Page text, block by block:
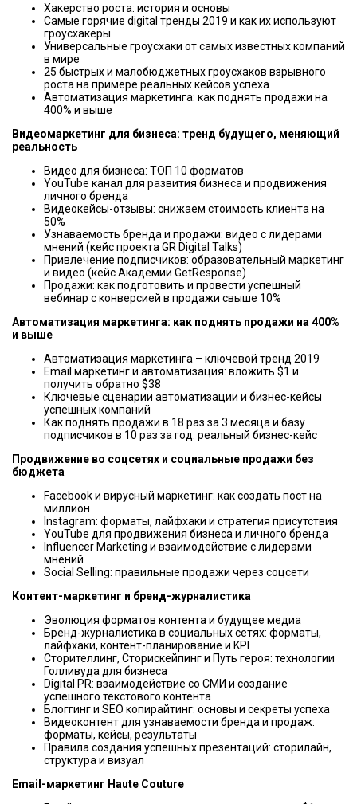
Хакерство роста: история и основы
Самые горячие digital тренды 2019 и как их используют
гроусхакеры
Универсальные гроусхаки от самых известных компаний
в мире
25 быстрых и малобюджетных гроусхаков взрывного
роста на примере реальных кейсов успеха
Автоматизация маркетинга: как поднять продажи на
400% и выше
Видеомаркетинг для бизнеса: тренд будущего, меняющий
реальность
Видео для бизнеса: ТОП 10 форматов
YouTube канал для развития бизнеса и продвижения
личного бренда
Видеокейсы-отзывы: снижаем стоимость клиента на
50%
Узнаваемость бренда и продажи: видео с лидерами
мнений (кейс проекта GR Digital Talks)
Привлечение подписчиков: образовательный маркетинг
и видео (кейс Академии GetResponse)
Продажи: как подготовить и провести успешный
вебинар с конверсией в продажи свыше 10%
Автоматизация маркетинга: как поднять продажи на 400%
и выше
Автоматизация маркетинга – ключевой тренд 2019
Email маркетинг и автоматизация: вложить $1 и
получить обратно $38
Ключевые сценарии автоматизации и бизнес-кейсы
успешных компаний
Как поднять продажи в 18 раз за 3 месяца и базу
подписчиков в 10 раз за год: реальный бизнес-кейс
Продвижение во соцсетях и социальные продажи без
бюджета
Facebook и вирусный маркетинг: как создать пост на
миллион
Instagram: форматы, лайфхаки и стратегия присутствия
YouTube для продвижения бизнеса и личного бренда
Influencer Marketing и взаимодействие с лидерами
мнений
Social Selling: правильные продажи через соцсети
Контент-маркетинг и бренд-журналистика
Эволюция форматов контента и будущее медиа
Бренд-журналистика в социальных сетях: форматы,
лайфхаки, контент-планирование и KPI
Сторителлинг, Сторискейпинг и Путь героя: технологии
Голливуда для бизнеса
Digital PR: взаимодействие со СМИ и создание
успешного текстового контента
Блоггинг и SEO копирайтинг: основы и секреты успеха
Видеоконтент для узнаваемости бренда и продаж:
форматы, кейсы, результаты
Правила создания успешных презентаций: сторилайн,
структура и визуал
Email-маркетинг Haute Couture